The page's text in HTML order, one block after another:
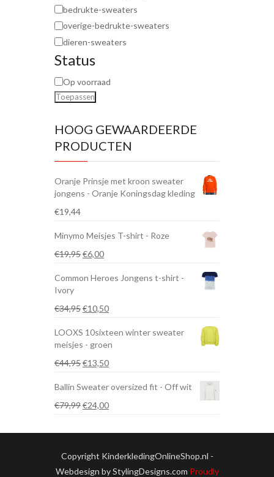
bedrukte-sweaters
overige-bedrukte-sweaters
dieren-sweaters
Status
Op voorraad
Toepassen
HOOG GEWAARDEERDE
PRODUCTEN
Oranje Prinsje met kroon sweater
jongens - Oranje Koningsdag kleding
€19,44
Minymo Meisjes T-shirt - Roze
€19,95Oorspronkelijke
was:
€6,00Huidige
is:
Common Heroes Jongens t-shirt -
Ivory
€34,95Oorspronkelijke
was:
€34,95.
€10,50Huidige
is:
€10,50.
LOOXS 10sixteen winter sweater
meisjes - groen
€44,95Oorspronkelijke
was:
€13,50Huidige
is:
Ballin Sweater oversized fit - Off wit
€79,99Oorspronkelijke
€24,00Huidige
Copyright KinderkledingOnlineShop.nl -
Webdesign by StylingDesigns.com Proudly